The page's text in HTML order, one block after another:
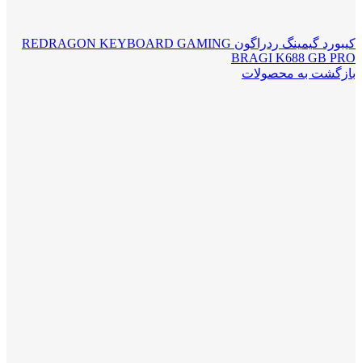
کیبورد گیمینگ ردراگون REDRAGON KEYBOARD GAMING
BRAGI K688 GB PRO
بازگشت به محصولات